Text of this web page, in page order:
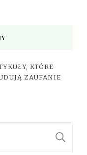
KTÓRE
ZAUFANIE